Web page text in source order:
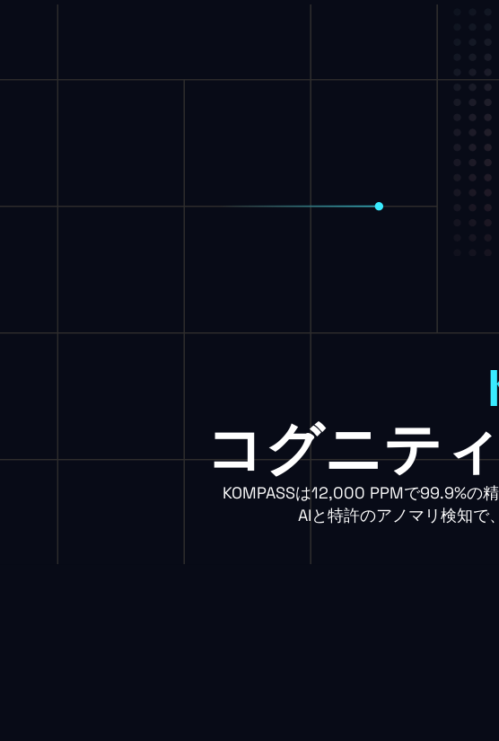
コグニテ
KOMPASSは12,000 PPMで99.9%の
AIと特許のアノマリ検知で